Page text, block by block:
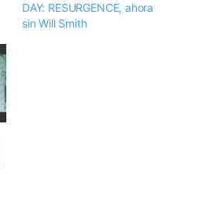
DAY: RESURGENCE, ahora
sin Will Smith